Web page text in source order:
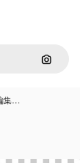
画像で
集…